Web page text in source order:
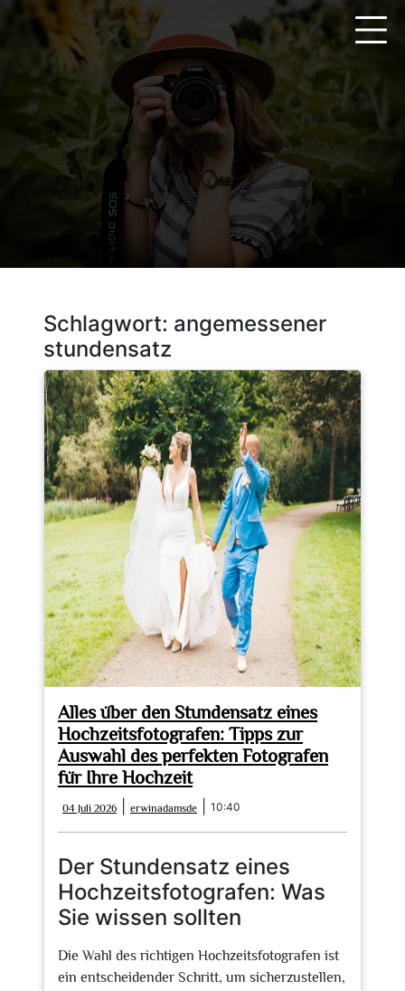
springen
Schlagwort: angemessener
stundensatz
Alles über den Stundensatz eines
Hochzeitsfotografen: Tipps zur
Auswahl des perfekten Fotografen
für Ihre Hochzeit
04 Juli 2026
Juli
2026
erwinadamsde erwinadamsde
10:40
Der Stundensatz eines
Hochzeitsfotografen: Was
Sie wissen sollten
Die Wahl des richtigen Hochzeitsfotografen ist
ein entscheidender Schritt, um sicherzustellen,